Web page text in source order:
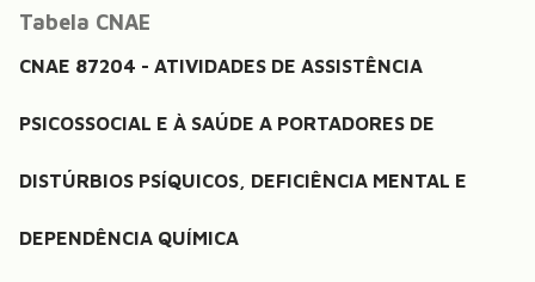
Tabela CNAE
CNAE 87204 - ATIVIDADES DE ASSISTÊNCIA
PSICOSSOCIAL E À SAÚDE A PORTADORES DE
DISTÚRBIOS PSÍQUICOS, DEFICIÊNCIA MENTAL E
DEPENDÊNCIA QUÍMICA